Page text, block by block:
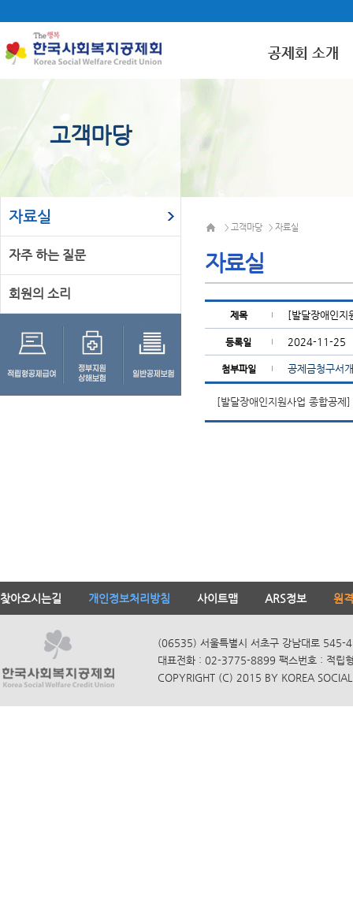
공제회 소개
고객마당
자료실
자주 하는 질문
회원의 소리
> 고객마당 > 자료실
자료실
제목 [발달장애인지
등록일 2024-11-25
첨부파일 공제금청구서
[발달장애인지원사업 종합공제
찾아오시는길 개인정보처리방침 사이트맵 ARS정보 원
(06535) 서울특별시 서초구 강남대로 545-
대표전화 : 02-3775-8899 팩스번호 : 적립
COPYRIGHT (C) 2015 BY KOREA SOCIAL